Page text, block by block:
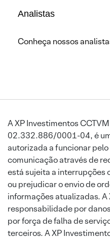
Analistas
Conheça nossos
A XP Investimentos
02.332.886/0001-04, é
autorizada a funcionar
comunicação através de
está sujeita a interrupções
ou prejudicar o envio de
informações atualizadas.
responsabilidade por
por força de falha de
terceiros. A XP